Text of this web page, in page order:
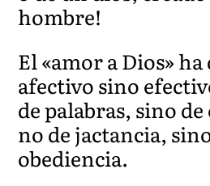
hombre!
El «amor a Dios»
afectivo sino
de palabras, sino de
no de jactancia,
obediencia.